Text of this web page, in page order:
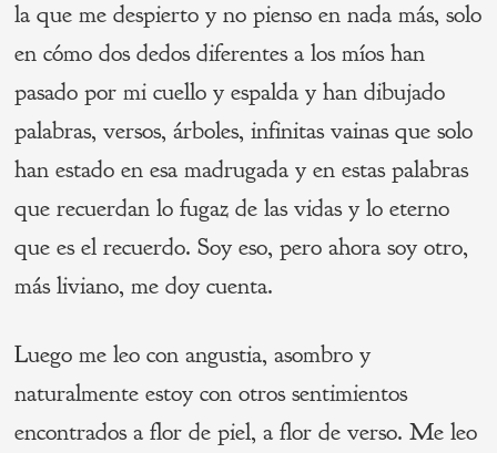
la que me despierto y no pienso en nada más, solo
en cómo dos dedos diferentes a los míos han
pasado por mi cuello y espalda y han dibujado
palabras, versos, árboles, infinitas vainas que solo
han estado en esa madrugada y en estas palabras
que recuerdan lo fugaz de las vidas y lo eterno
que es el recuerdo. Soy eso, pero ahora soy otro,
más liviano, me doy cuenta.
Luego me leo con angustia, asombro y
naturalmente estoy con otros sentimientos
encontrados a flor de piel, a flor de verso. Me leo